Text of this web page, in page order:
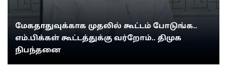
மேகதாதுவுக்காக முதலில் கூட்டம் போடுங்க..
எம்.பிக்கள் கூட்டத்துக்கு வர்றோம்.. திமுக
நிபந்தனை